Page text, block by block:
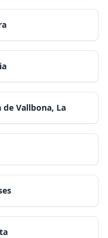
de Vallbona, La